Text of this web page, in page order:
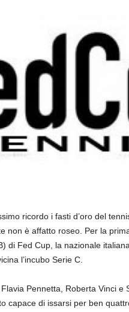
ricordo i fasti d’oro del
non è affatto roseo. Per la
di Fed Cup, la nazionale
l’incubo Serie C.
Pennetta, Roberta Vinci
capace di issarsi per ben